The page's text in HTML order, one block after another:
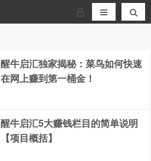
醒牛启汇独家揭秘：菜鸟如何快速
在网上赚到第一桶金！
醒牛启汇5大赚钱栏目的简单说明
【项目概括】